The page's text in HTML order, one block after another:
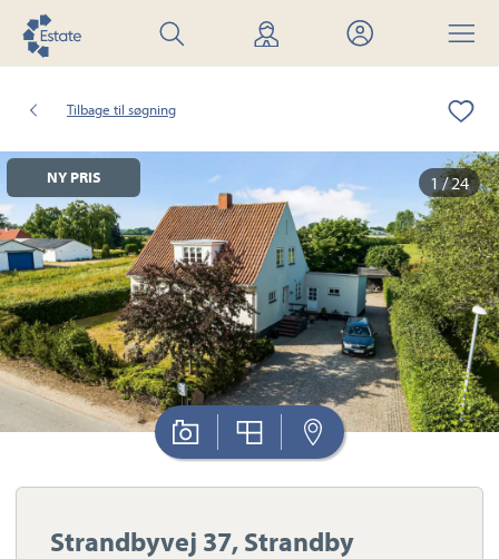
Søg
bolig
Find
mægler
Mit
Estate
Menu
Tilbage til søgning
1 / 24
NY PRIS
Strandbyvej 37, Strandby